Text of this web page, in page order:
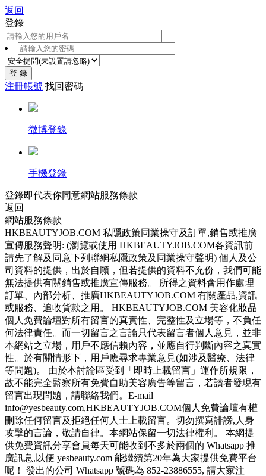
返回
登錄
登 錄
注冊帳號 找回密碼
微博登錄
手機登錄
登錄即代表你同意網站服務條款
返回
網站服務條款
HKBEAUTYJOB.COM 私隱政策同業操守及訂單,銷售或推廣
宣傳服務聲明: (瀏覽或使用 HKBEAUTYJOB.COM各資訊前
請先了解及同意下列聯網私隱政策及同業操守聲明) 個人及公
司資料的提供，出於自願，但若提供的資料不充份，我們可能
無法提供有關銷售或推廣宣傳服務。 所得之資料會用作處理
訂單、內部分析、推廣HKBEAUTYJOB.COM 有關產品,資訊
或服務、追收貨款之用。 HKBEAUTYJOB.COM 美容化妝品
個人免費論壇對所有留言的真實性、完整性及立場等，不負任
何法律責任。而一切留言之言論只代表留言者個人意見，並非
本網站之立場，用戶不應信賴內容，並應自行判斷內容之真實
性。於有關情形下，用戶應尋求專業意見(如涉及醫療、法律
等問題)。 由於本討論區受到「即時上載留言」運作所規限，
故不能完全監察所有免費自助美容廣告等留言，若讀者發現有
留言出現問題，請聯絡我們。E-mail
info@yesbeauty.com,HKBEAUTYJOB.COM個人免費論壇有權
刪除任何留言及拒絕任何人士上載留言。切勿撰寫誹謗,人身
攻擊的言論，敬請自律。本網站保留一切法律權利。 本網提
供免費資訊分享會員每天可能收到不多於兩個的 Whatsapp 推
廣訊息,以便 yesbeauty.com 能繼續第20年為大家提供免費平台
呢！ 發出的公司 Whatsapp 號碼為 852-23886555, 請大家注